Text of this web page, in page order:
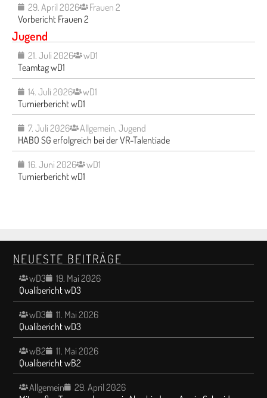
29. April 2026
Frauen 2
Vorbericht Frauen 2
Jugend
21. Juli 2026
wD1
Teamtag wD1
14. Juli 2026
wD1
Turnierbericht wD1
7. Juli 2026 Allgemein, Jugend
HABO SG erfolgreich bei der VR-Talentiade
16. Juni 2026
wD1
Turnierbericht wD1
NEUESTE BEITRÄGE
wD3
19. Mai 2026
Qualibericht wD3
wD3
11. Mai 2026
Qualibericht wD3
wB2
11. Mai 2026
Qualibericht wB2
Allgemein
29. April 2026